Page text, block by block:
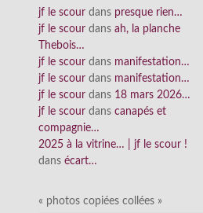
jf le scour dans presque rien…
jf le scour dans ah, la planche
Thebois…
jf le scour dans manifestation…
jf le scour dans manifestation…
jf le scour dans 18 mars 2026…
jf le scour dans canapés et
compagnie…
2025 à la vitrine… | jf le scour !
dans écart…
« photos copiées collées »